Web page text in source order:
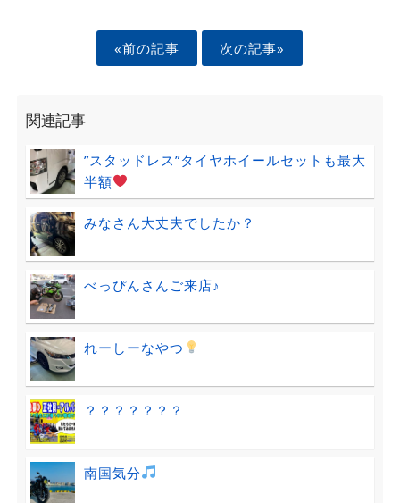
«前の記事 次の記事»
関連記事
”スタッドレス”タイヤホイールセットも最大
半額
みなさん大丈夫でしたか？
べっぴんさんご来店♪
れーしーなやつ
？？？？？？？
南国気分